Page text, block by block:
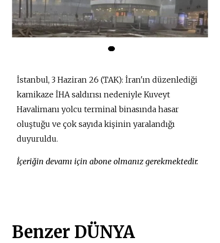
İstanbul, 3 Haziran 26 (TAK): İran'ın düzenlediği
kamikaze İHA saldırısı nedeniyle Kuveyt
Havalimanı yolcu terminal binasında hasar
oluştuğu ve çok sayıda kişinin yaralandığı
duyuruldu.
İçeriğin devamı için abone olmanız gerekmektedir.
Benzer DÜNYA